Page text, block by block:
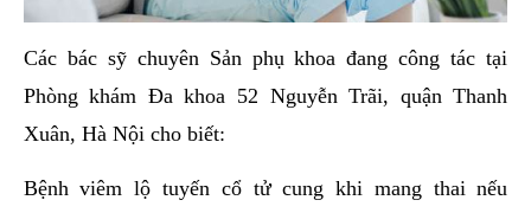
Các bác sỹ chuyên Sản phụ khoa đang công tác tại
Phòng khám Đa khoa 52 Nguyễn Trãi, quận Thanh
Xuân, Hà Nội cho biết:
Bệnh viêm lộ tuyến cổ tử cung khi mang thai nếu